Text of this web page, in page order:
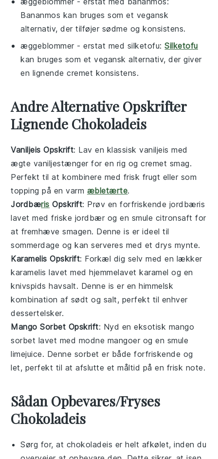
Bananmos kan bruges som et vegansk
alternativ, der tilføjer sødme og konsistens.
æggeblommer - erstat med silketofu:Silketofu
kan bruges som et vegansk alternativ, der giver
en lignende cremet konsistens.
Andre Alternative Opskrifter
Lignende Chokoladeis
Vaniljeis Opskrift: Lav en klassiskvaniljeis med
ægte vaniljestænger for en rig og cremet smag.
Perfekt til at kombinere med frisk frugt eller som
topping på en varm æbletærte.
Jordbæris Opskrift: Prøv en forfriskende jordbæris
lavet med friske jordbær og en smule citronsaft for
at fremhæve smagen. Denne is er ideel til
sommerdage og kan serveres med et drys mynte.
Karamelis Opskrift: Forkæl dig selv med en lækker
karamelis lavet med hjemmelavetkaramel og en
knivspids havsalt. Denne is er en himmelsk
kombination af sødt og salt, perfekt til enhver
dessertelsker.
Mango Sorbet Opskrift: Nyd en eksotisk mango
sorbet lavet med modne mangoer og en smule
limejuice. Denne sorbet er både forfriskende og
let, perfekt til at afslutte et måltid på en frisk note.
Sådan Opbevares/Fryses
Chokoladeis
Sørg for, at chokoladeis er helt afkølet, inden du